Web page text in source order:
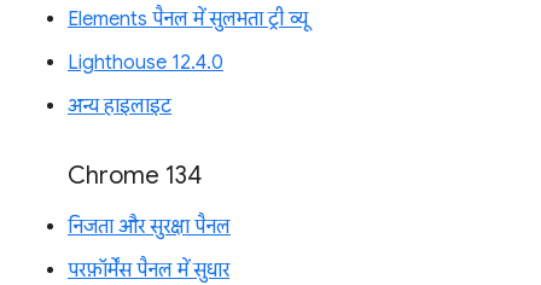
Elements पैनल में सुलभता ट्री व्यू
Lighthouse 12.4.0
अन्य हाइलाइट
Chrome 134
निजता और सुरक्षा पैनल
परफ़ॉर्मेंस पैनल में सुधार